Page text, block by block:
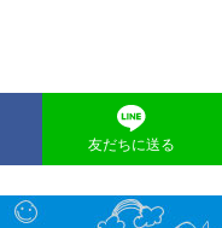
友だちに送る